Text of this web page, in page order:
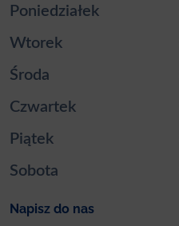
Poniedziałek
Wtorek
Środa
Czwartek
Piątek
Sobota
Napisz do nas